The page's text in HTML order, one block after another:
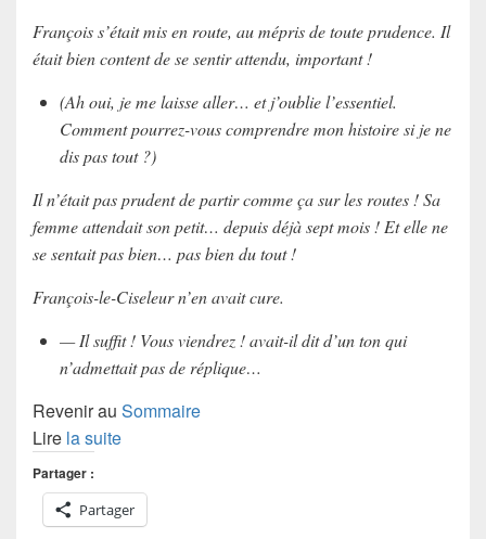
François s’était mis en route, au mépris de toute prudence. Il
était bien content de se sentir attendu, important !
(Ah oui, je me laisse aller… et j’oublie l’essentiel.
Comment pourrez-vous comprendre mon histoire si je ne
dis pas tout ?)
Il n’était pas prudent de partir comme ça sur les routes ! Sa
femme attendait son petit… depuis déjà sept mois ! Et elle ne
se sentait pas bien… pas bien du tout !
François-le-Ciseleur n’en avait cure.
— Il suffit ! Vous viendrez ! avait-il dit d’un ton qui
n’admettait pas de réplique…
Revenir au Sommaire
Lire la suite
Partager :
Partager